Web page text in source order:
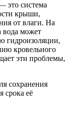
это система
крыши,
от влаги. На
вода может
гидроизоляции,
кровельного
эти проблемы,
сохранения
срока её